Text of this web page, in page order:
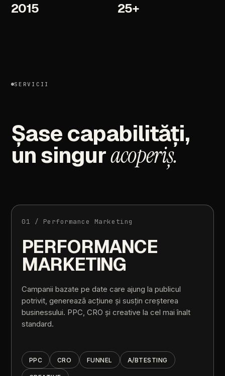
2015 25+
SERVICII
Șasecapabilități,
unsinguracoperiș.
01 / Performance Marketing
PERFORMANCE
MARKETING
Campanii bazate pe date care ajung la publicul
potrivit, generează acțiune și susțin creșterea
businessului. PPC, CRO și creative la cel mai înalt
standard.
PPC CRO FUNNEL A/BTESTING